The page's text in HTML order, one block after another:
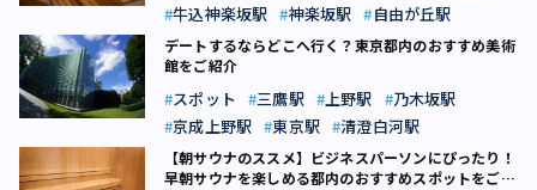
牛込神楽坂駅
神楽坂駅 自由が丘駅
デートするならどこへ行く？東京都内のおすすめ美術
館をご紹介
スポット 三鷹駅 上野駅
乃木坂駅
京成上野駅
東京駅 清澄白河駅
【朝サウナのススメ】ビジネスパーソンにぴったり！
早朝サウナを楽しめる都内のおすすめスポットをご紹